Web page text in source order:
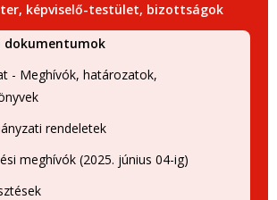
képviselő-testület, bizottságok
dokumentumok
- Meghívók, határozatok,
rendeletek
meghívók (2025. június 04-ig)